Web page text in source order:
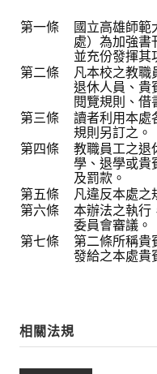
常見問題
資訊服務
VPN連線
校園網路
網路資訊安全
無線網路
無線WiFi位置圖
校園授權軟體
第一條
國立高雄師範
處）為加強書
並充份發揮其
第二條
凡本校之教職
退休人員、貴
閱覽規則、借
第三條
讀者利用本處
規則另訂之。
第四條
教職員工之退
學、退學或貴
及罰款。
第五條
凡違反本處之
第六條
本辦法之執行
委員會審議。
第七條
第二條所稱貴
發給之本處貴
相關法規